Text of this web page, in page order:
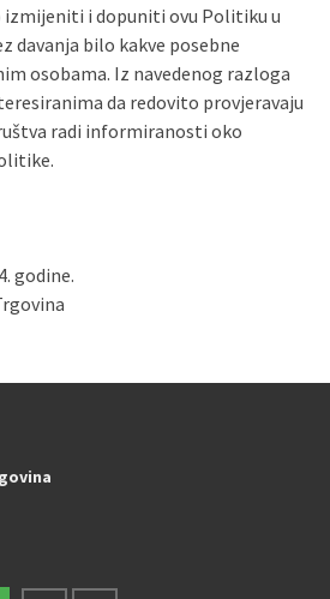
izmijeniti i dopuniti ovu Politiku u
davanja bilo kakve posebne
osobama. Iz navedenog razloga
da redovito provjeravaju
radi informiranosti oko
godine.